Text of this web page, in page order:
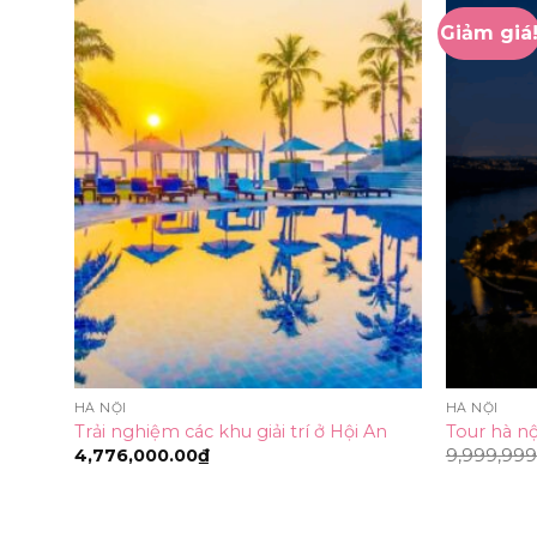
HÀ NỘI
Trải nghiệm các khu giải trí ở Hội An
4,776,000.00₫
Giảm
HÀ NỘI
Tour hà